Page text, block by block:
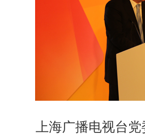
上海广播电视台党